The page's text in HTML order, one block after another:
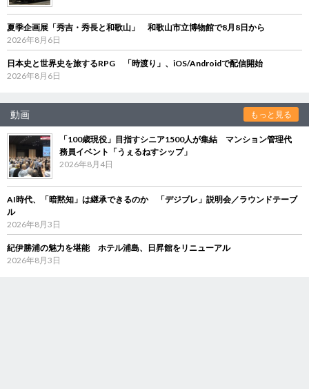
夏季企画展「秀吉・秀長と和歌山」 和歌山市立博物館で8月8日から
2026年8月6日
日本史と世界史を旅するRPG 「時渡り」、iOS/Androidで配信開始
2026年8月6日
動画 もっと見る
「100歳現役」目指すシニア1500人が集結 マンション管理代
務員イベント「うぇるねすシップ」
2026年8月4日
AI時代、「暗黙知」は継承できるのか 「デジブレ」説明会／ラウンドテーブ
ル
2026年8月3日
紀伊勝浦の魅力を堪能 ホテル浦島、日昇館をリニューアル
2026年8月3日